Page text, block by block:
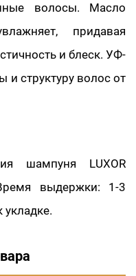
волосы. Масло
придавая
и блеск. УФ-
структуру волос от
шампуня LUXOR
выдержки: 1-3